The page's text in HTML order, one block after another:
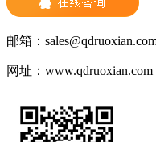
邮箱：
网址： www.qdruoxian.com